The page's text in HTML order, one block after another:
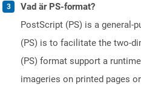
Vad är PS-format?
PostScript (PS) is a general-
(PS) is to facilitate the two-
(PS) format support a
imageries on printed pages